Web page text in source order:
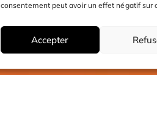
consentement peut avoir un effet négatif sur
Accepter